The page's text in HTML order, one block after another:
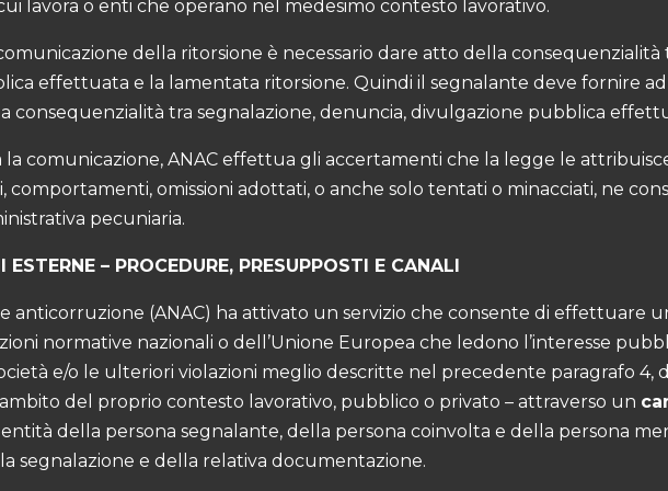
lavora o enti che operano nel medesimo contesto lavorativo.
della ritorsione è necessario dare atto della consequenzialità
effettuata e la lamentata ritorsione. Quindi il segnalante deve fornire
consequenzialità tra segnalazione, denuncia, divulgazione pubblica
la comunicazione, ANAC effettua gli accertamenti che la legge le
comportamenti, omissioni adottati, o anche solo tentati o minacciati, ne
pecuniaria.
ESTERNE – PROCEDURE, PRESUPPOSTI E CANALI
anticorruzione (ANAC) ha attivato un servizio che consente di effettuare
normative nazionali o dell’Unione Europea che ledono l’interesse
e/o le ulteriori violazioni meglio descritte nel precedente paragrafo 4,
del proprio contesto lavorativo, pubblico o privato – attraverso un
della persona segnalante, della persona coinvolta e della persona
segnalazione e della relativa documentazione.